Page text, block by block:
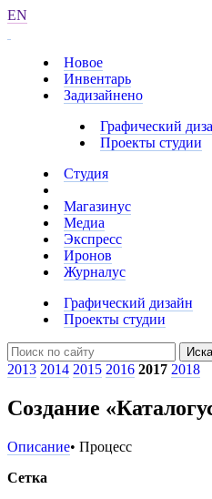
EN
Новое
Инвентарь
Задизайнено
Графический
Проекты студии
Студия
Магазинус
Медиа
Экспресс
Иронов
Журналус
Графический дизайн
Проекты студии
2013 2014 2015 2016 2017 2018
Создание
Описание• Процесс
Сетка